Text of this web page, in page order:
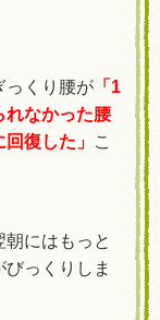
っくり腰が 「1
れなかった腰
復した」 こ
にはもっと
っくりしま